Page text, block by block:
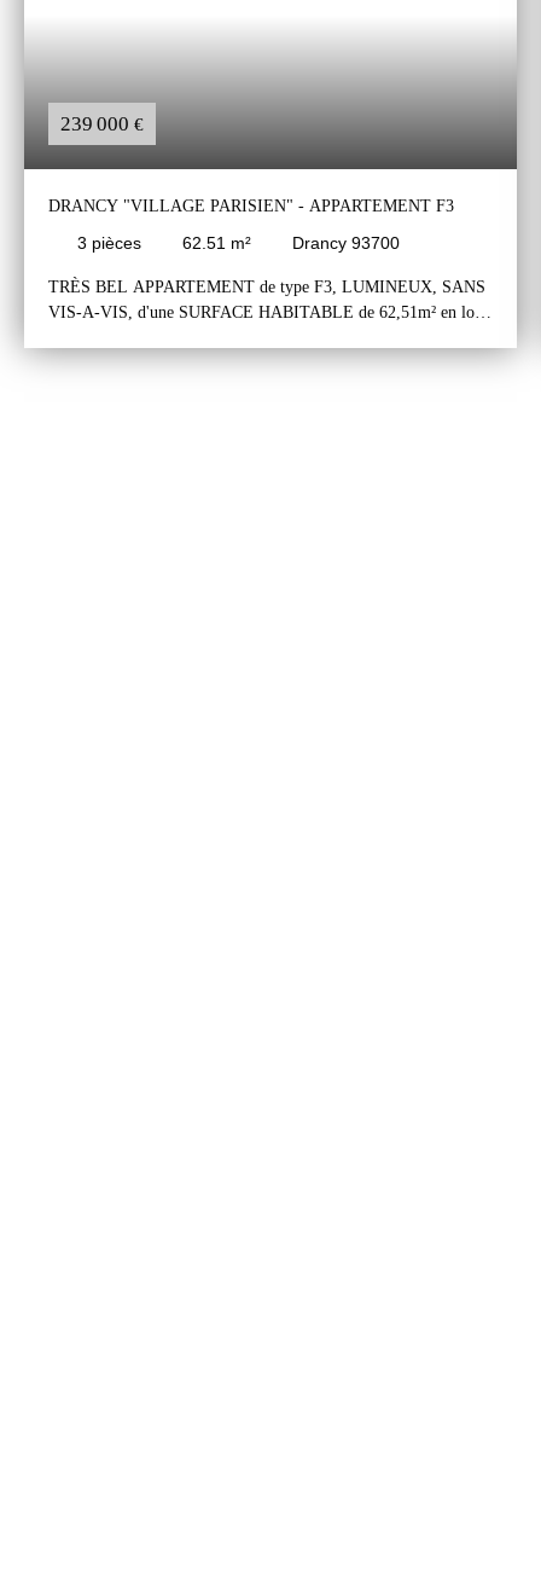
239 000 €
DRANCY "VILLAGE PARISIEN" - APPARTEMENT F3
3 pièces 62.51 m² Drancy 93700
TRÈS BEL APPARTEMENT de type F3, LUMINEUX, SANS
VIS-A-VIS, d'une SURFACE HABITABLE de 62,51m² en loi